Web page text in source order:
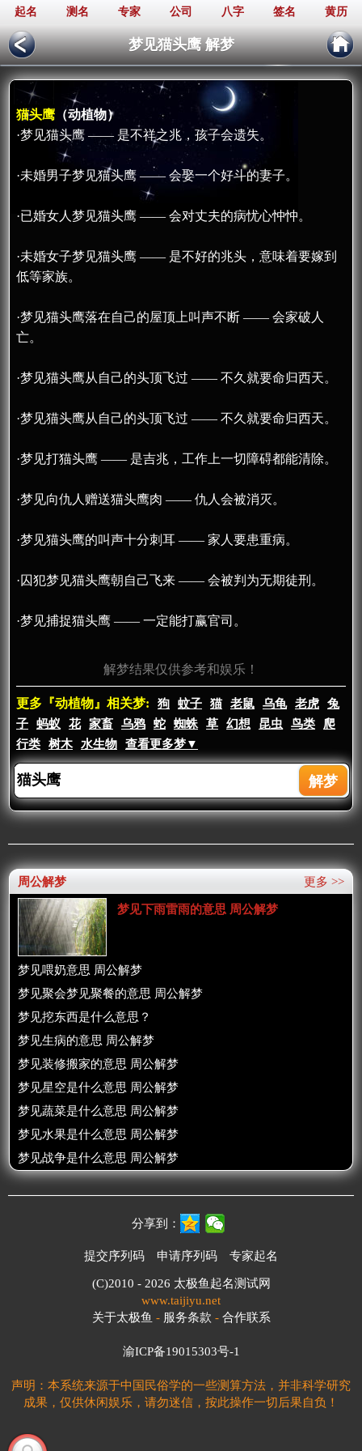
起名 测名 专家 公司 八字 签名 黄历
梦见猫头鹰 解梦
猫头鹰 （动植物）
·梦见猫头鹰 —— 是不祥之兆，孩子会遗失。
·未婚男子梦见猫头鹰 —— 会娶一个好斗的妻子。
·已婚女人梦见猫头鹰 —— 会对丈夫的病忧心忡忡。
·未婚女子梦见猫头鹰 —— 是不好的兆头，意味着要嫁到
低等家族。
·梦见猫头鹰落在自己的屋顶上叫声不断 —— 会家破人
亡。
·梦见猫头鹰从自己的头顶飞过 —— 不久就要命归西天。
·梦见猫头鹰从自己的头顶飞过 —— 不久就要命归西天。
·梦见打猫头鹰 —— 是吉兆，工作上一切障碍都能清除。
·梦见向仇人赠送猫头鹰肉 —— 仇人会被消灭。
·梦见猫头鹰的叫声十分刺耳 —— 家人要患重病。
·囚犯梦见猫头鹰朝自己飞来 —— 会被判为无期徒刑。
·梦见捕捉猫头鹰 —— 一定能打赢官司。
解梦结果仅供参考和娱乐！
更多『动植物』相关梦: 狗 蚊子 猫 老鼠 乌龟 老虎
兔
子
蚂蚁 花 家畜 乌鸦 蛇 蜘蛛 草 幻想 昆虫 鸟类
爬
行类
树木 水生物 查看更多梦▼
更多 >>
周公解梦
梦见下雨雷雨的意思 周公解梦
梦见喂奶意思 周公解梦
梦见聚会梦见聚餐的意思 周公解梦
梦见挖东西是什么意思？
梦见生病的意思 周公解梦
梦见装修搬家的意思 周公解梦
梦见星空是什么意思 周公解梦
梦见蔬菜是什么意思 周公解梦
梦见水果是什么意思 周公解梦
梦见战争是什么意思 周公解梦
分享到：
提交序列码 申请序列码 专家起名
(C)2010 - 2026 太极鱼起名测试网
www.taijiyu.net
关于太极鱼 - 服务条款 - 合作联系
渝ICP备19015303号-1
声明：本系统来源于中国民俗学的一些测算方法，并非科学研究
成果，仅供休闲娱乐，请勿迷信，按此操作一切后果自负！